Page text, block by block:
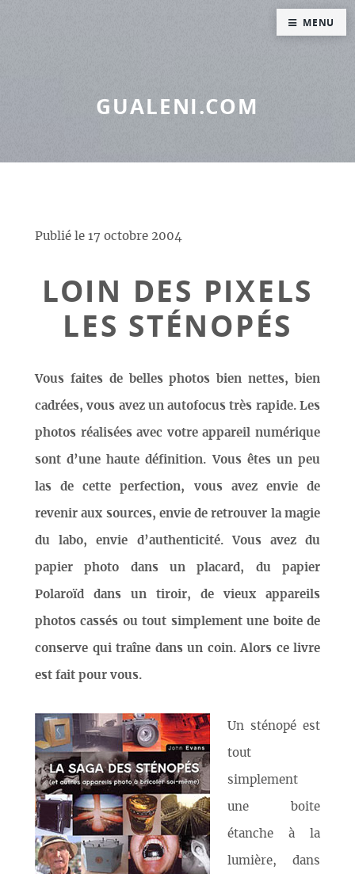
GUALENI.COM
Publié le 17 octobre 2004
LOIN DES PIXELS
LES STÉNOPÉS
Vous faites de belles photos bien nettes, bien
cadrées, vous avez un autofocus très rapide. Les
photos réalisées avec votre appareil numérique
sont d’une haute définition. Vous êtes un peu
las de cette perfection, vous avez envie de
revenir aux sources, envie de retrouver la magie
du labo, envie d’authenticité. Vous avez du
papier photo dans un placard, du papier
Polaroïd dans un tiroir, de vieux appareils
photos cassés ou tout simplement une boite de
conserve qui traîne dans un coin. Alors ce livre
est fait pour vous.
Un sténopé est
tout
simplement
une boite
étanche à la
lumière, dans
MENU